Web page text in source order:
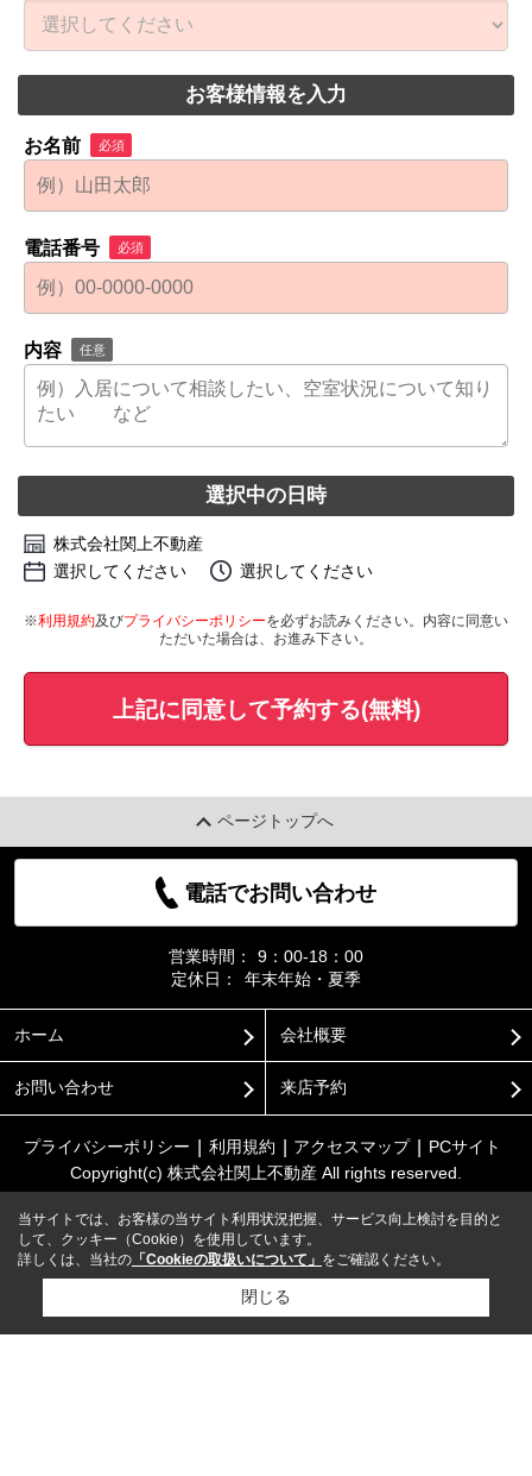
お客様情報を入力
お名前 必須
電話番号 必須
内容 任意
選択中の日時
株式会社関上不動産
選択してください
選択してください
※利用規約及びプライバシーポリシーを必ずお読みください。内容に同意い
ただいた場合は、お進み下さい。
上記に同意して予約する(無料)
ページトップへ
電話でお問い合わせ
営業時間：
9：00-18：00
定休日：
年末年始・夏季
ホーム 会社概要
お問い合わせ 来店予約
プライバシーポリシー 利用規約 アクセスマップ
PCサイト
Copyright(c) 株式会社関上不動産 All rights reserved.
当サイトでは、お客様の当サイト利用状況把握、サービス向上検討を目的と
して、クッキー（Cookie）を使用しています。
詳しくは、当社の 「Cookieの取扱いについて」 をご確認ください。
閉じる